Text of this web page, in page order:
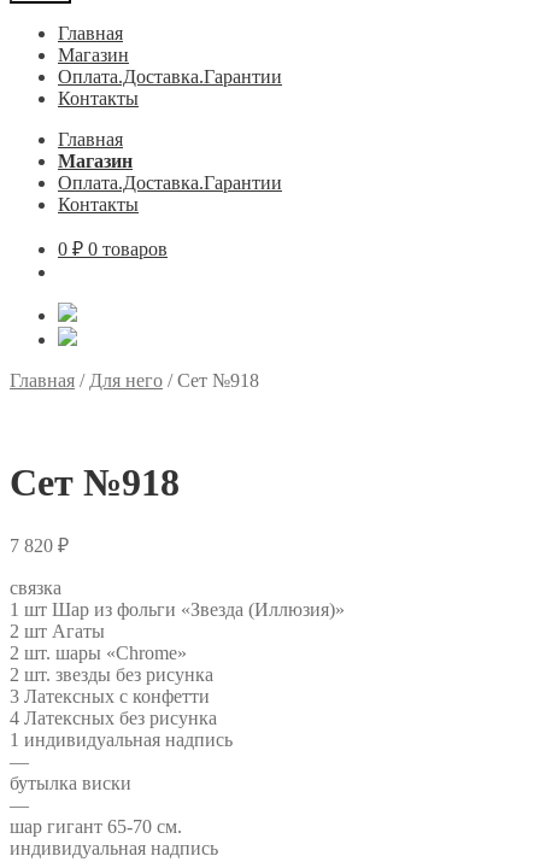
Главная
Магазин
Оплата.Доставка.Гарантии
Контакты
Главная
Магазин
Оплата.Доставка.Гарантии
Контакты
0 ₽ 0 товаров
Главная / Для него /Сет №918
Сет №918
7 820 ₽
связка
1 шт Шар из фольги «Звезда (Иллюзия)»
2 шт Агаты
2 шт. шары «Chrome»
2 шт. звезды без рисунка
3 Латексных с конфетти
4 Латексных без рисунка
1 индивидуальная надпись
—
бутылка виски
—
шар гигант 65-70 см.
индивидуальная надпись